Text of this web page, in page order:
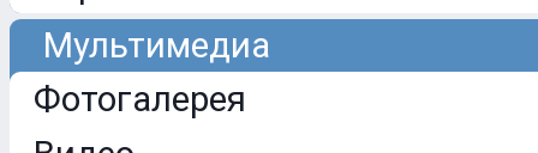
Мультимедиа
Фотогалерея